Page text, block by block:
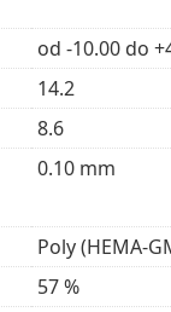
(miopije) ili
stilom
jednodnevnih
1day?
od -10.00 do
14.2
8.6
0.10 mm
Poly (HEMA-
57 %